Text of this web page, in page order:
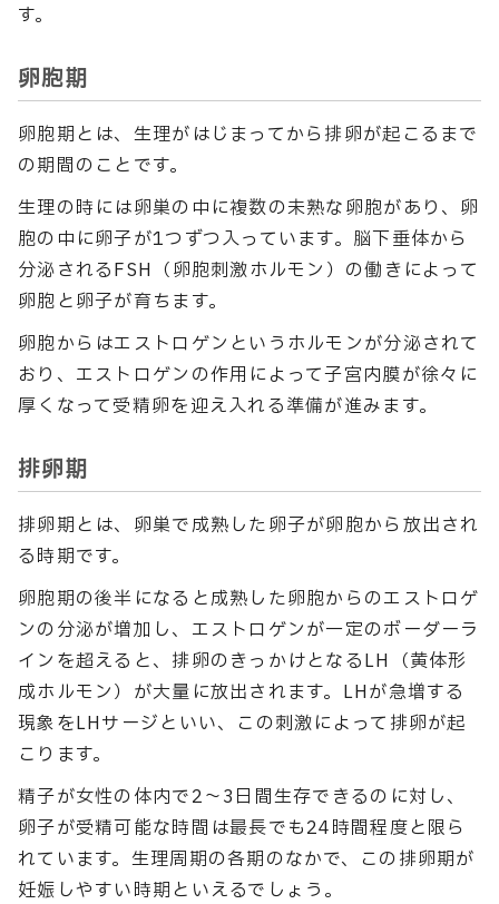
す。
卵胞期
卵胞期とは、生理がはじまってから排卵が起こるまで
の期間のことです。
生理の時には卵巣の中に複数の未熟な卵胞があり、卵
胞の中に卵子が1つずつ入っています。脳下垂体から
分泌されるFSH（卵胞刺激ホルモン）の働きによって
卵胞と卵子が育ちます。
卵胞からはエストロゲンというホルモンが分泌されて
おり、エストロゲンの作用によって子宮内膜が徐々に
厚くなって受精卵を迎え入れる準備が進みます。
排卵期
排卵期とは、卵巣で成熟した卵子が卵胞から放出され
る時期です。
卵胞期の後半になると成熟した卵胞からのエストロゲ
ンの分泌が増加し、エストロゲンが一定のボーダーラ
インを超えると、排卵のきっかけとなるLH（黄体形
成ホルモン）が大量に放出されます。LHが急増する
現象をLHサージといい、この刺激によって排卵が起
こります。
精子が女性の体内で2〜3日間生存できるのに対し、
卵子が受精可能な時間は最長でも24時間程度と限ら
れています。生理周期の各期のなかで、この排卵期が
妊娠しやすい時期といえるでしょう。